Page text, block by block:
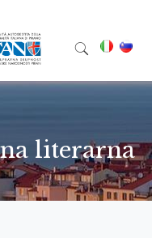
literarna